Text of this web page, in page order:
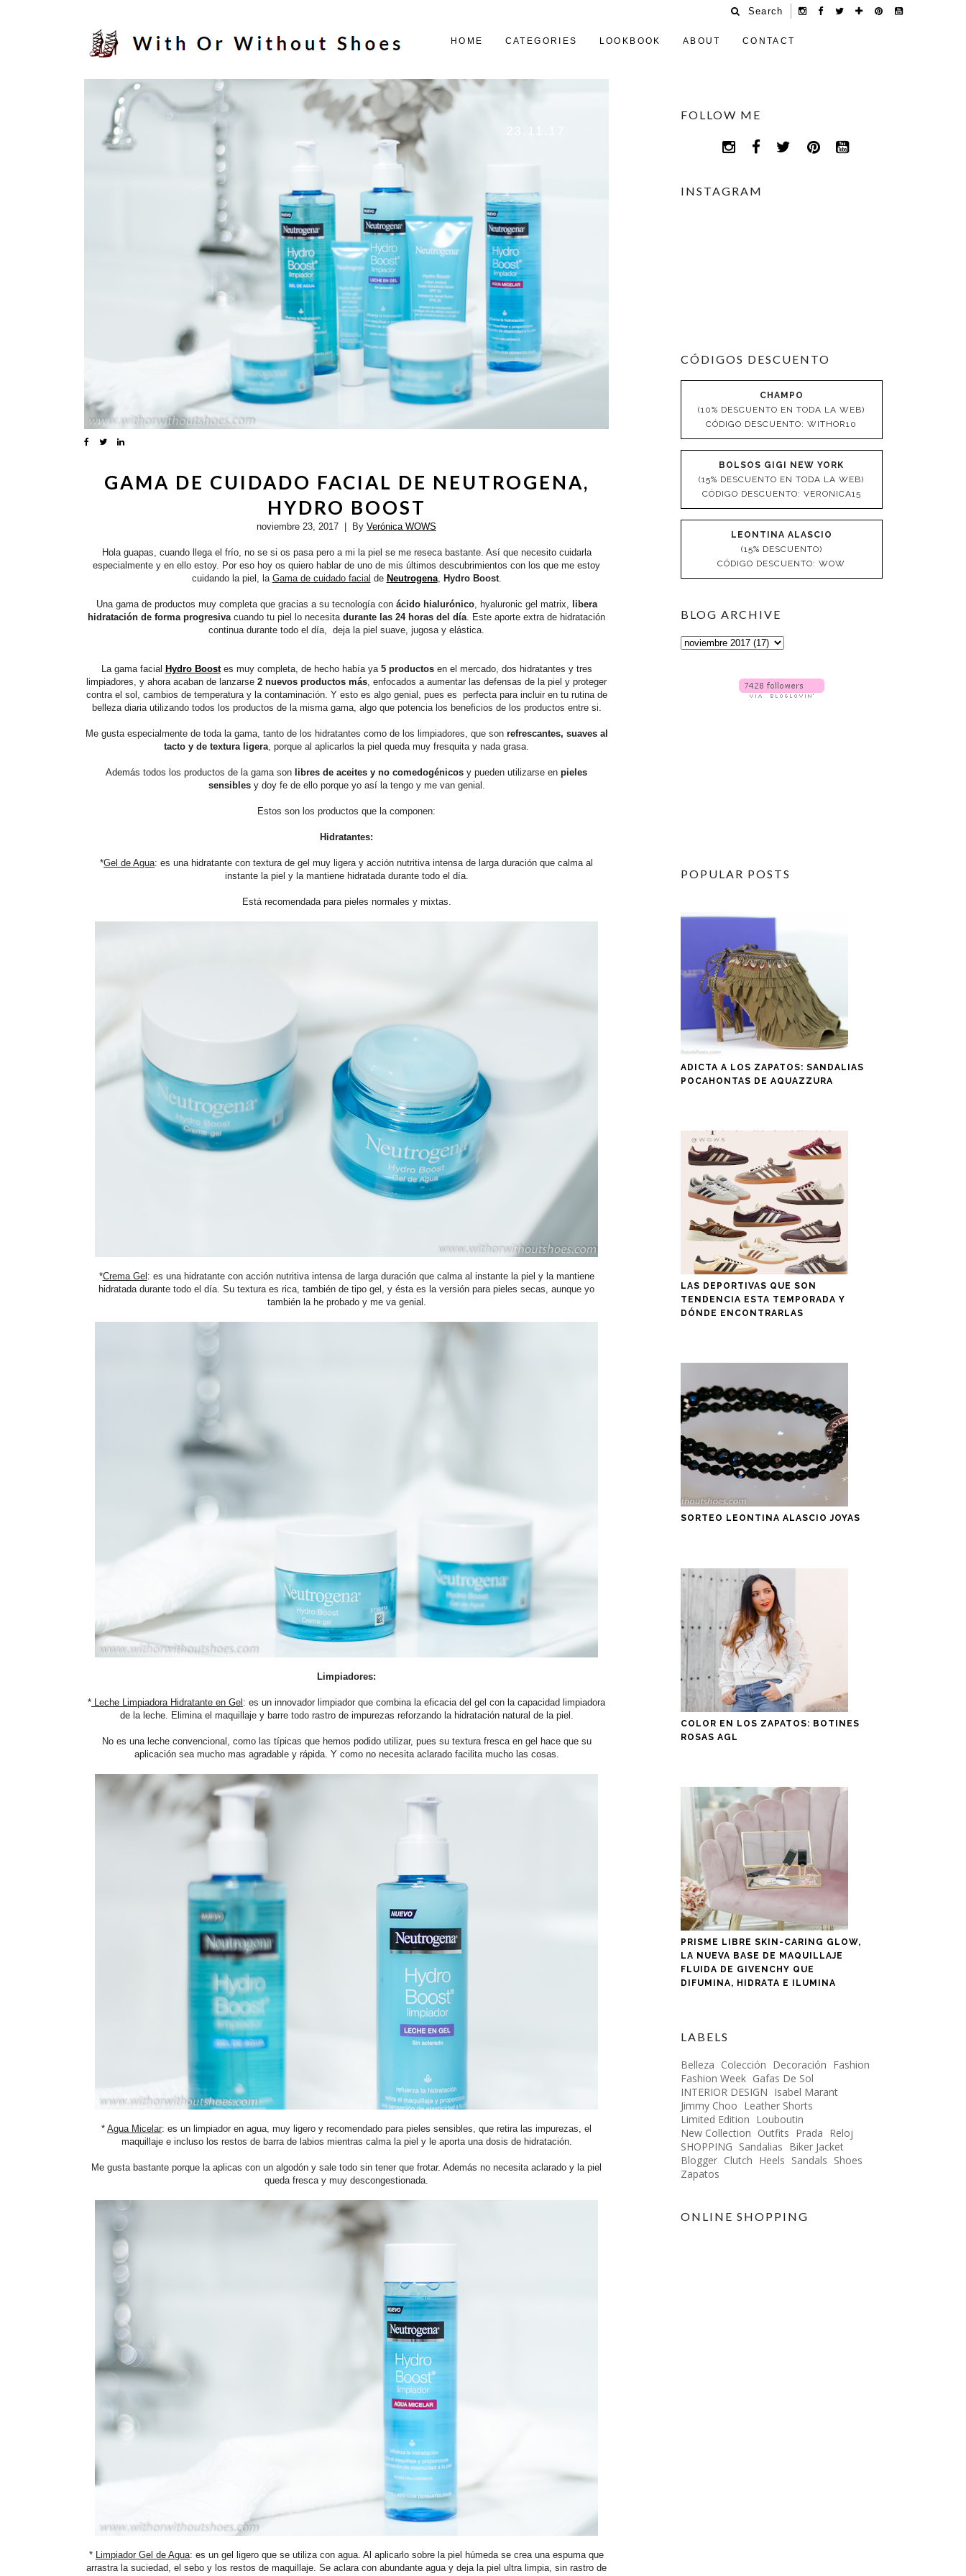
Search
HOME CATEGORIES LOOKBOOK ABOUT CONTACT
23.11.17
GAMA DE CUIDADO FACIAL DE NEUTROGENA,
HYDRO BOOST
noviembre 23, 2017 | By Verónica WOWS
Hola guapas, cuando llega el frío, no se si os pasa pero a mi la piel se me reseca bastante. Así que necesito cuidarla
especialmente y en ello estoy. Por eso hoy os quiero hablar de uno de mis últimos descubrimientos con los que me estoy
cuidando la piel, la Gama de cuidado facial de Neutrogena, Hydro Boost.
Una gama de productos muy completa que gracias a su tecnología con ácido hialurónico, hyaluronic gel matrix,
libera
hidratación de forma progresivacuando tu piel lo necesita durante las 24 horas del día. Este aporte extra de hidratación
continua durante todo el día, deja la piel suave, jugosa y elástica.
La gama facial Hydro Boostes muy completa, de hecho había ya 5 productos en el mercado, dos hidratantes y tres
limpiadores, y ahora acaban de lanzarse 2 nuevos productos más, enfocados a aumentar las defensas de la piel y proteger
contra el sol, cambios de temperatura y la contaminación. Y esto es algo genial, pues es perfecta para incluir en tu rutina de
belleza diaria utilizando todos los productos de la misma gama, algo que potencia los beneficios de los productos entre si.
Me gusta especialmente de toda la gama, tanto de los hidratantes como de los limpiadores, que son refrescantes, suaves al
tacto y de textura ligera, porque al aplicarlos la piel queda muy fresquita y nada grasa.
Además todos los productos de la gama son libres de aceites y no comedogénicos y pueden utilizarse en pieles
sensiblesy doy fe de ello porque yo así la tengo y me van genial.
Estos son los productos que la componen:
Hidratantes:
*Gel de Agua: es una hidratante con textura de gel muy ligera y acción nutritiva intensa de larga duración que calma al
instante la piel y la mantiene hidratada durante todo el día.
Está recomendada para pieles normales y mixtas.
*Crema Gel : es una hidratante con acción nutritiva intensa de larga duración que calma al instante la piel y la mantiene
hidratada durante todo el día. Su textura es rica, también de tipo gel, y ésta es la versión para pieles secas, aunque yo
también la he probado y me va genial.
Limpiadores:
* Leche Limpiadora Hidratante en Gel : es un innovador limpiador que combina la eficacia del gel con la capacidad limpiadora
de la leche. Elimina el maquillaje y barre todo rastro de impurezas reforzando la hidratación natural de la piel.
No es una leche convencional, como las típicas que hemos podido utilizar, pues su textura fresca en gel hace que su
aplicación sea mucho mas agradable y rápida. Y como no necesita aclarado facilita mucho las cosas.
* Agua Micelar: es un limpiador en agua, muy ligero y recomendado para pieles sensibles, que retira las impurezas, el
maquillaje e incluso los restos de barra de labios mientras calma la piel y le aporta una dosis de hidratación.
Me gusta bastante porque la aplicas con un algodón y sale todo sin tener que frotar. Además no necesita aclarado y la piel
queda fresca y muy descongestionada.
* Limpiador Gel de Agua: es un gel ligero que se utiliza con agua. Al aplicarlo sobre la piel húmeda se crea una espuma que
arrastra la suciedad, el sebo y los restos de maquillaje. Se aclara con abundante agua y deja la piel ultra limpia, sin rastro de
FOLLOW ME
INSTAGRAM
CÓDIGOS DESCUENTO
CHAMPO
(10% DESCUENTO EN TODA LA WEB)
CÓDIGO DESCUENTO: WITHOR10
BOLSOS GIGI NEW YORK
(15% DESCUENTO EN TODA LA WEB)
CÓDIGO DESCUENTO: VERONICA15
LEONTINA ALASCIO
(15% DESCUENTO)
CÓDIGO DESCUENTO: WOW
BLOG ARCHIVE
POPULAR POSTS
ADICTA A LOS ZAPATOS: SANDALIAS
POCAHONTAS DE AQUAZZURA
LAS DEPORTIVAS QUE SON
TENDENCIA ESTA TEMPORADA Y
DÓNDE ENCONTRARLAS
SORTEO LEONTINA ALASCIO JOYAS
COLOR EN LOS ZAPATOS: BOTINES
ROSAS AGL
PRISME LIBRE SKIN-CARING GLOW,
LA NUEVA BASE DE MAQUILLAJE
FLUIDA DE GIVENCHY QUE
DIFUMINA, HIDRATA E ILUMINA
LABELS
Belleza Colección Decoración Fashion
Fashion Week Gafas De Sol
INTERIOR DESIGN Isabel Marant
Jimmy Choo Leather Shorts
Limited Edition Louboutin
New Collection Outfits Prada Reloj
SHOPPING Sandalias Biker Jacket
Blogger Clutch Heels Sandals Shoes
Zapatos
ONLINE SHOPPING